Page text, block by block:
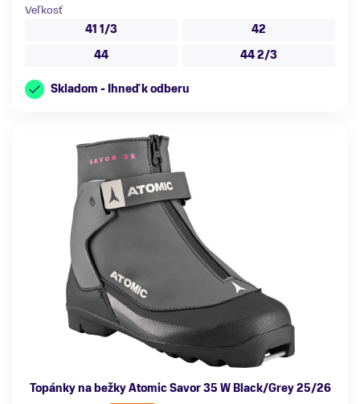
Veľkosť
41 1/3
42
44
44 2/3
Skladom - Ihneď k odberu
Topánky na bežky Atomic Savor 35 W Black/Grey 25/26